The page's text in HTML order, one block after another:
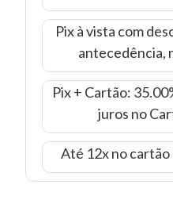
Pix à vista com
antecedência,
Pix + Cartão:
juros no
Até 12x no